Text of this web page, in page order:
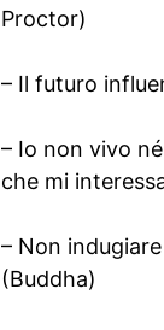
Proctor)
– Il futuro
– Io non vivo
che mi
– Non
(Buddha)